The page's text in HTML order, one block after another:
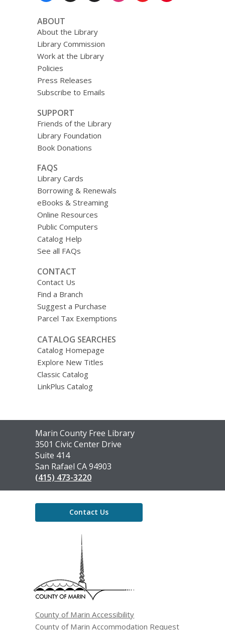
ABOUT
About the Library
Library Commission
Work at the Library
Policies
Press Releases
Subscribe to Emails
SUPPORT
Friends of the Library
Library Foundation
Book Donations
FAQS
Library Cards
Borrowing & Renewals
eBooks & Streaming
Online Resources
Public Computers
Catalog Help
See all FAQs
CONTACT
Contact Us
Find a Branch
Suggest a Purchase
Parcel Tax Exemptions
CATALOG SEARCHES
Catalog Homepage
Explore New Titles
Classic Catalog
LinkPlus Catalog
Contact
the
Library
Marin County Free Library
3501 Civic Center Drive
Suite 414
San Rafael CA 94903
(415) 473-3220
Contact Us
County of Marin Accessibility
County of Marin Accommodation Request